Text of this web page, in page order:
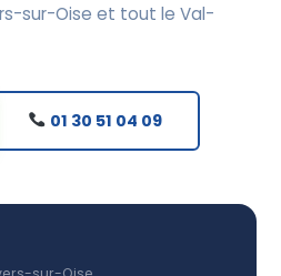
sur-Oise et tout le Val-
01 30 51 04 09